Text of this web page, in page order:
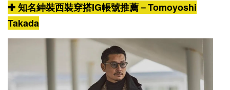
✚ 知名紳裝西裝穿搭IG帳號推薦－Tomoyoshi
Takada